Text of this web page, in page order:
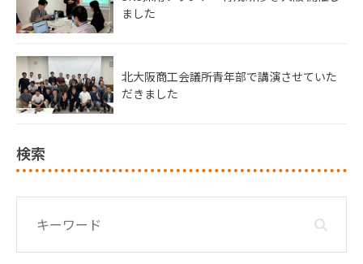
ました
北大阪商工会議所青年部で講演させていた
だきました
検索